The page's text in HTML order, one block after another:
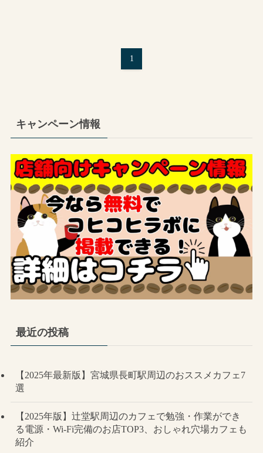
1
キャンペーン情報
最近の投稿
【2025年最新版】宮城県長町駅周辺のおススメカフェ7
選
【2025年版】辻堂駅周辺のカフェで勉強・作業ができ
る電源・Wi-Fi完備のお店TOP3、おしゃれ穴場カフェも
紹介